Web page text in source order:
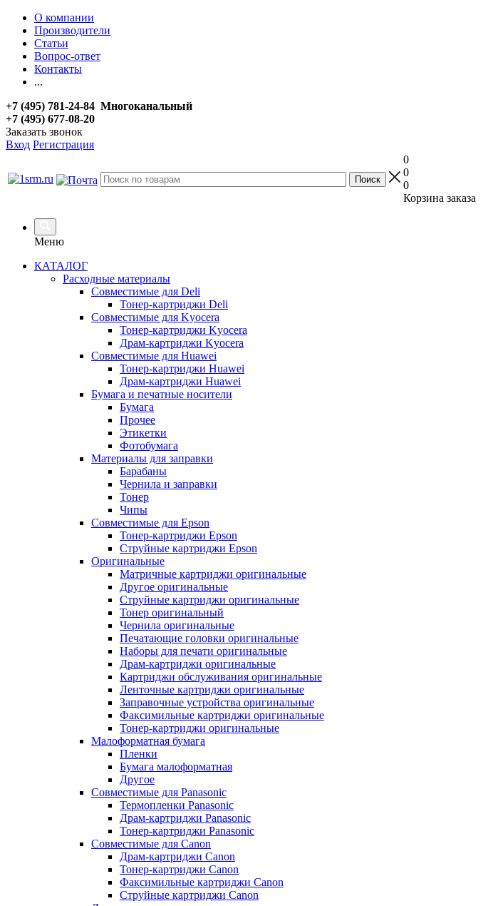
О компании
Производители
Статьи
Вопрос-ответ
Контакты
...
+7 (495) 781-24-84 Многоканальный
+7 (495) 677-08-20
Заказать звонок
Вход Регистрация
0
0
0
Корзина заказа
Меню
КАТАЛОГ
Расходные материалы
Совместимые для Deli
Тонер-картриджи Deli
Совместимые для Kyocera
Тонер-картриджи Kyocera
Драм-картриджи Kyocera
Совместимые для Huawei
Тонер-картриджи Huawei
Драм-картриджи Huawei
Бумага и печатные носители
Бумага
Прочее
Этикетки
Фотобумага
Материалы для заправки
Барабаны
Чернила и заправки
Тонер
Чипы
Совместимые для Epson
Тонер-картриджи Epson
Струйные картриджи Epson
Оригинальные
Матричные картриджи оригинальные
Другое оригинальные
Струйные картриджи оригинальные
Тонер оригинальный
Чернила оригинальные
Печатающие головки оригинальные
Наборы для печати оригинальные
Драм-картриджи оригинальные
Картриджи обслуживания оригинальные
Ленточные картриджи оригинальные
Заправочные устройства оригинальные
Факсимильные картриджи оригинальные
Тонер-картриджи оригинальные
Малоформатная бумага
Пленки
Бумага малоформатная
Другое
Совместимые для Panasonic
Термопленки Panasonic
Драм-картриджи Panasonic
Тонер-картриджи Panasonic
Совместимые для Canon
Драм-картриджи Canon
Тонер-картриджи Canon
Факсимильные картриджи Canon
Струйные картриджи Canon